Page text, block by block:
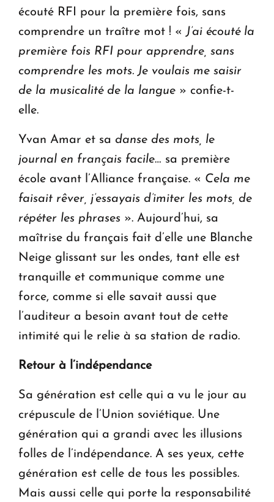
écouté RFI pour la première fois, sans
comprendre un traître mot ! « J’ai écouté la
première fois RFI pour apprendre, sans
comprendre les mots. Je voulais me saisir
de la musicalité de la langue » confie-t-
elle.
Yvan Amar et sa danse des mots, le
journal en français facile… sa première
école avant l’Alliance française. « Cela me
faisait rêver, j’essayais d’imiter les mots, de
répéter les phrases ». Aujourd’hui, sa
maîtrise du français fait d’elle une Blanche
Neige glissant sur les ondes, tant elle est
tranquille et communique comme une
force, comme si elle savait aussi que
l’auditeur a besoin avant tout de cette
intimité qui le relie à sa station de radio.
Retour à l’indépendance
Sa génération est celle qui a vu le jour au
crépuscule de l’Union soviétique. Une
génération qui a grandi avec les illusions
folles de l’indépendance. A ses yeux, cette
génération est celle de tous les possibles.
Mais aussi celle qui porte la responsabilité